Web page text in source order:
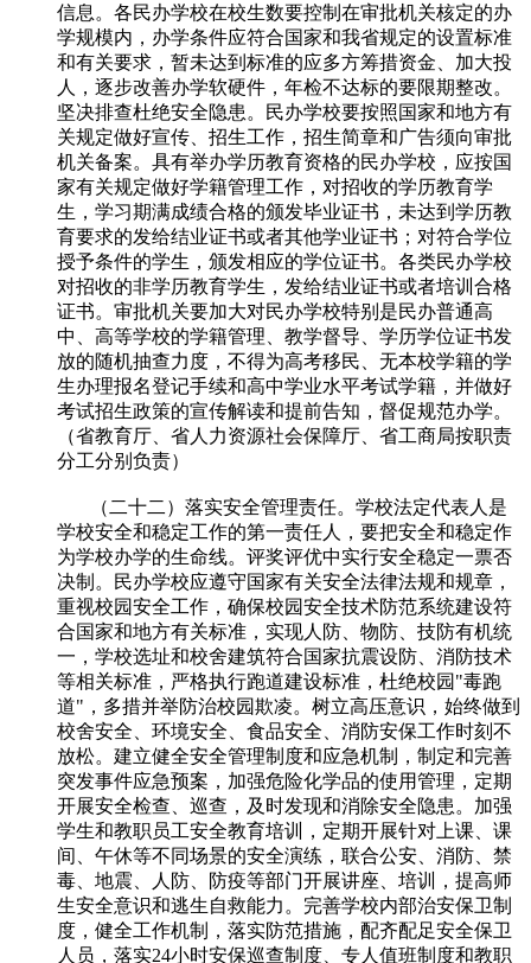
信息。各民办学校在校生数要控制在审批机关核定的办
学规模内，办学条件应符合国家和我省规定的设置标准
和有关要求，暂未达到标准的应多方筹措资金、加大投
人，逐步改善办学软硬件，年检不达标的要限期整改。
坚决排查杜绝安全隐患。民办学校要按照国家和地方有
关规定做好宣传、招生工作，招生简章和广告须向审批
机关备案。具有举办学历教育资格的民办学校，应按国
家有关规定做好学籍管理工作，对招收的学历教育学
生，学习期满成绩合格的颁发毕业证书，未达到学历教
育要求的发给结业证书或者其他学业证书；对符合学位
授予条件的学生，颁发相应的学位证书。各类民办学校
对招收的非学历教育学生，发给结业证书或者培训合格
证书。审批机关要加大对民办学校特别是民办普通高
中、高等学校的学籍管理、教学督导、学历学位证书发
放的随机抽查力度，不得为高考移民、无本校学籍的学
生办理报名登记手续和高中学业水平考试学籍，并做好
考试招生政策的宣传解读和提前告知，督促规范办学。
（省教育厅、省人力资源社会保障厅、省工商局按职责
分工分别负责）
（二十二）落实安全管理责任。学校法定代表人是
学校安全和稳定工作的第一责任人，要把安全和稳定作
为学校办学的生命线。评奖评优中实行安全稳定一票否
决制。民办学校应遵守国家有关安全法律法规和规章，
重视校园安全工作，确保校园安全技术防范系统建设符
合国家和地方有关标准，实现人防、物防、技防有机统
一，学校选址和校舍建筑符合国家抗震设防、消防技术
等相关标准，严格执行跑道建设标准，杜绝校园"毒跑
道"，多措并举防治校园欺凌。树立高压意识，始终做到
校舍安全、环境安全、食品安全、消防安保工作时刻不
放松。建立健全安全管理制度和应急机制，制定和完善
突发事件应急预案，加强危险化学品的使用管理，定期
开展安全检查、巡查，及时发现和消除安全隐患。加强
学生和教职员工安全教育培训，定期开展针对上课、课
间、午休等不同场景的安全演练，联合公安、消防、禁
毒、地震、人防、防疫等部门开展讲座、培训，提高师
生安全意识和逃生自救能力。完善学校内部治安保卫制
度，健全工作机制，落实防范措施，配齐配足安全保卫
人员，落实24小时安保巡查制度、专人值班制度和教职